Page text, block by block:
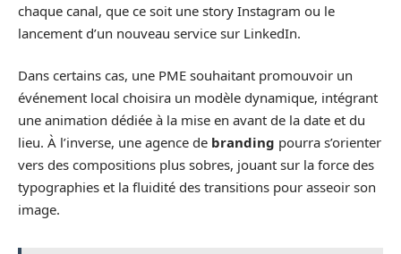
chaque canal, que ce soit une story Instagram ou le
lancement d’un nouveau service sur LinkedIn.
Dans certains cas, une PME souhaitant promouvoir un
événement local choisira un modèle dynamique, intégrant
une animation dédiée à la mise en avant de la date et du
lieu. À l’inverse, une agence de branding pourra s’orienter
vers des compositions plus sobres, jouant sur la force des
typographies et la fluidité des transitions pour asseoir son
image.